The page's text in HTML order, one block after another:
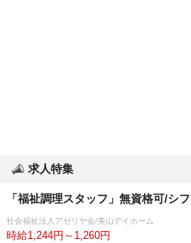
求人特集
「福祉調理スタッフ」無資格可/シ
社会福祉法人アゼリヤ会/美山デイホーム
時給1,244円～1,260円